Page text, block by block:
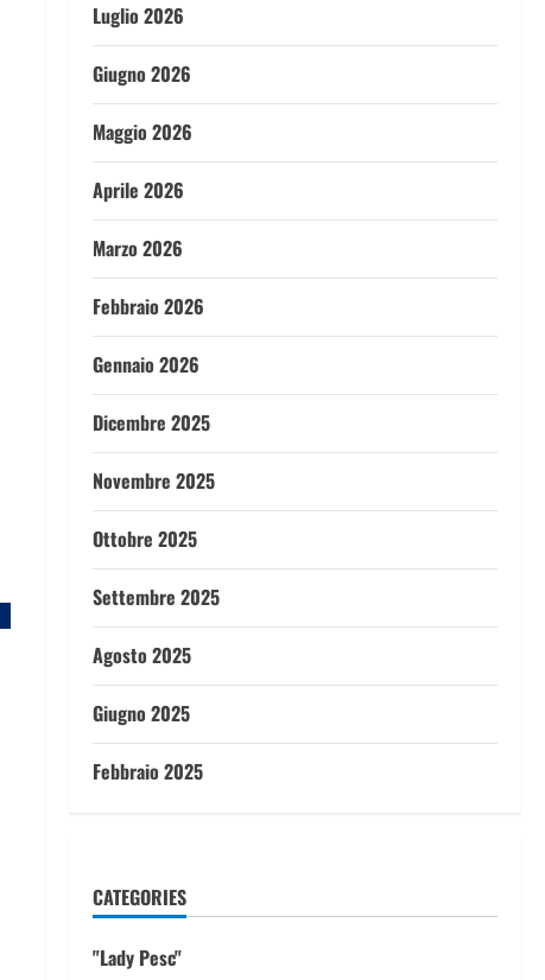
Luglio 2026
Giugno 2026
Maggio 2026
Aprile 2026
Marzo 2026
Febbraio 2026
Gennaio 2026
Dicembre 2025
Novembre 2025
Ottobre 2025
Settembre 2025
Agosto 2025
Giugno 2025
Febbraio 2025
CATEGORIES
"Lady Pesc"